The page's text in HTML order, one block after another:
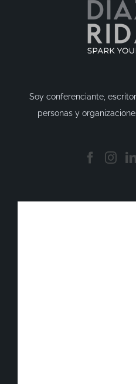
Soy conferenciante,
personas y